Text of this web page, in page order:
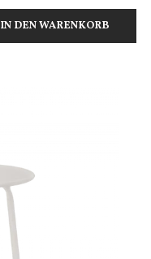
IN DEN WARENKORB